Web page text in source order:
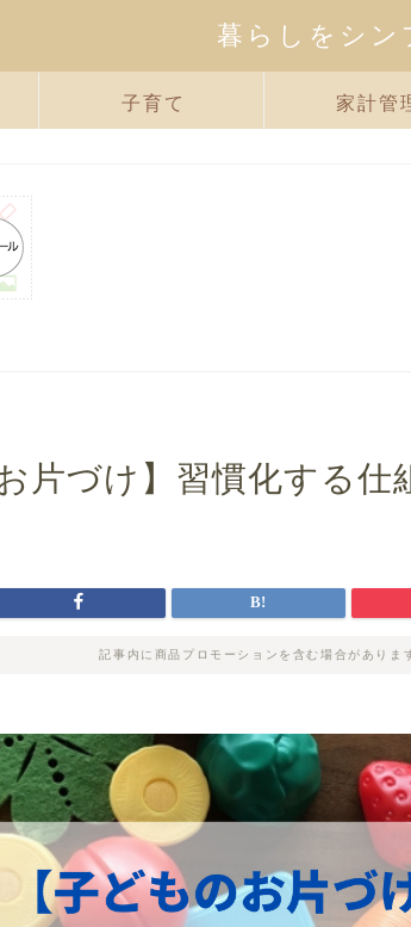
暮らしをシン
子育て 家計管
片づけ】習慣化する
記事内に商品プロモーションを含む場合がありま